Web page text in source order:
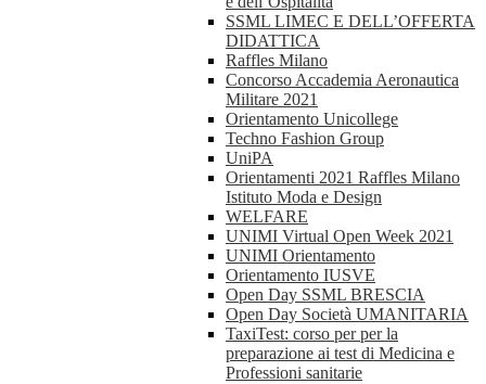
SSML LIMEC E DELL’OFFERTA
DIDATTICA
Raffles Milano
Concorso Accademia Aeronautica
Militare 2021
Orientamento Unicollege
Techno Fashion Group
UniPA
Orientamenti 2021 Raffles Milano
Istituto Moda e Design
WELFARE
UNIMI Virtual Open Week 2021
UNIMI Orientamento
Orientamento IUSVE
Open Day SSML BRESCIA
Open Day Società UMANITARIA
TaxiTest: corso per per la
preparazione ai test di Medicina e
Professioni sanitarie